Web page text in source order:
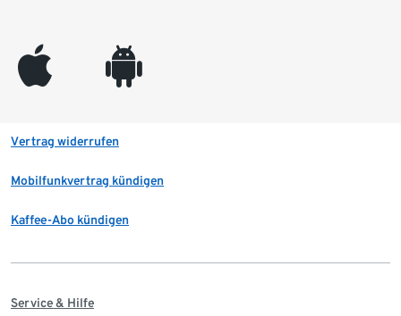
appleinc android
Vertrag widerrufen
Mobilfunkvertrag kündigen
Kaffee-Abo kündigen
Service & Hilfe